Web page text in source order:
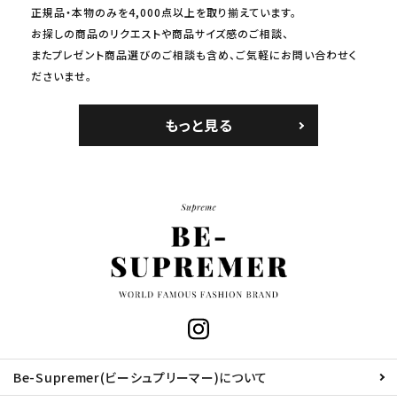
正規品・本物のみを4,000点以上を取り揃えています。
お探しの商品のリクエストや商品サイズ感のご相談、
またプレゼント商品選びのご相談も含め、ご気軽にお問い合わせく
ださいませ。
もっと見る
Be-Supremer(ビーシュプリーマー)について